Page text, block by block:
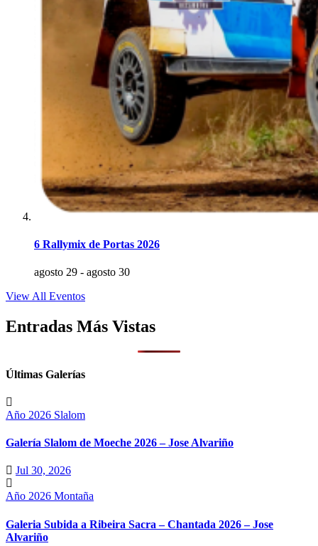
6 Rallymix de Portas 2026
agosto 29 - agosto 30
View All Eventos
Entradas Más Vistas
Últimas Galerías
Año 2026 Slalom
Galería Slalom de Moeche 2026 – Jose Alvariño
Jul 30, 2026
Año 2026 Montaña
Galeria Subida a Ribeira Sacra – Chantada 2026 – Jose
Alvariño